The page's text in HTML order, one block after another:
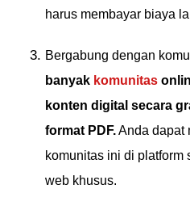
harus membayar biaya
Bergabung dengan
banyak komunitas
konten digital secara
format PDF.Anda dapat
komunitas ini di platform
web khusus.